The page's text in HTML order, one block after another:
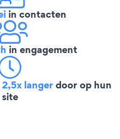
in contacten
in engagement
2,5x langerdoor op hun
site